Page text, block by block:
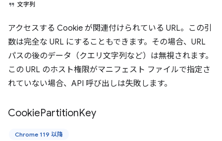
文字列
アクセスする Cookie が関連付けられている URL。この引
数は完全な URL にすることもできます。その場合、URL
パスの後のデータ（クエリ文字列など）は無視されます。
この URL のホスト権限がマニフェスト ファイルで指定さ
れていない場合、API 呼び出しは失敗します。
CookiePartitionKey
Chrome 119 以降